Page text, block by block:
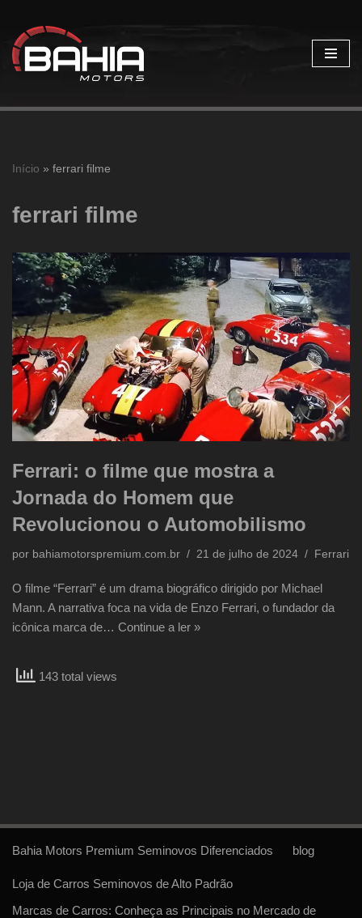
Pular
para
Início » ferrari filme
ferrari filme
Ferrari: o filme que mostra a
Jornada do Homem que
Revolucionou o Automobilismo
por bahiamotorspremium.com.br 21 de julho de 2024 Ferrari
O filme “Ferrari” é um drama biográfico dirigido por Michael
Mann. A narrativa foca na vida de Enzo Ferrari, o fundador da
icônica marca de… Continue a ler »
143 total views
Bahia Motors Premium Seminovos Diferenciados blog
Loja de Carros Seminovos de Alto Padrão
Marcas de Carros: Conheça as Principais no Mercado de